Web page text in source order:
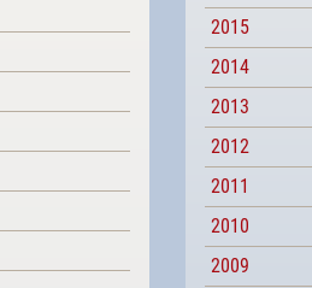
2015
2014
2013
2012
2011
2010
2009